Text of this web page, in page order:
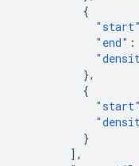
{
"start"
"end" :
},
{
"start"
}
],